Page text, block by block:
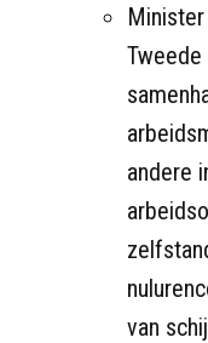
andere
van